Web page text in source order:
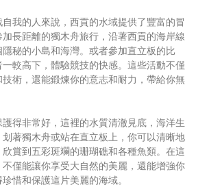
我的人來說，西貢的水域提供了豐富的冒
長距離的獨木舟旅行，沿著西貢的海岸線
秘的小島和海灣。或者參加直立板的比
較高下，體驗競技的快感。這些活動不僅
術，還能鍛煉你的意志和耐力，帶給你無
得非常好，這裡的水質清澈見底，海洋生
著獨木舟或站在直立板上，你可以清晰地
賞到五彩斑斕的珊瑚礁和各種魚類。在這
僅能讓你享受大自然的美麗，還能增強你
惜和保護這片美麗的海域。